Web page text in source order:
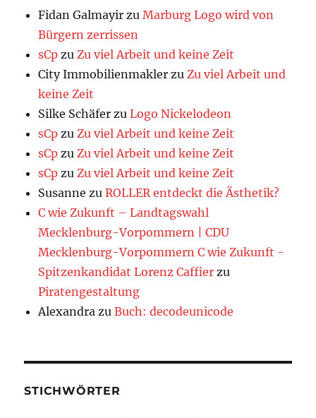
Fidan Galmayir zuMarburg Logo wird von
Bürgern zerrissen
sCp zuZu viel Arbeit und keine Zeit
City Immobilienmakler zuZu viel Arbeit und
keine Zeit
Silke Schäfer zuLogo Nickelodeon
sCp zuZu viel Arbeit und keine Zeit
sCp zuZu viel Arbeit und keine Zeit
sCp zuZu viel Arbeit und keine Zeit
Susanne zuROLLER entdeckt die Ästhetik?
C wie Zukunft – Landtagswahl
Mecklenburg-Vorpommern | CDU
Mecklenburg-Vorpommern C wie Zukunft -
Spitzenkandidat Lorenz Caffier zu
Piratengestaltung
Alexandra zuBuch: decodeunicode
STICHWÖRTER